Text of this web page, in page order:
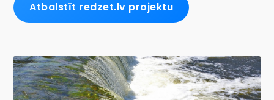
Atbalstīt redzet.lv projektu